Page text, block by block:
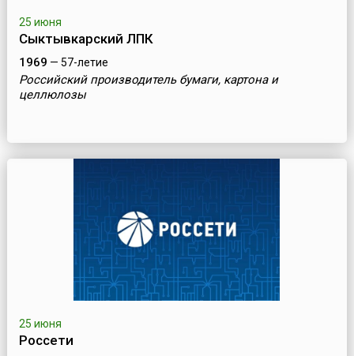
25 июня
Сыктывкарский ЛПК
1969 — 57-летие
Российский производитель бумаги, картона и
целлюлозы
25 июня
Россети